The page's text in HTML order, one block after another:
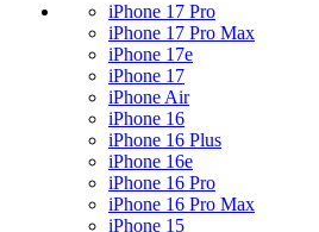
iPhone 17 Pro
iPhone 17 Pro Max
iPhone 17e
iPhone 17
iPhone Air
iPhone 16
iPhone 16 Plus
iPhone 16e
iPhone 16 Pro
iPhone 16 Pro Max
iPhone 15